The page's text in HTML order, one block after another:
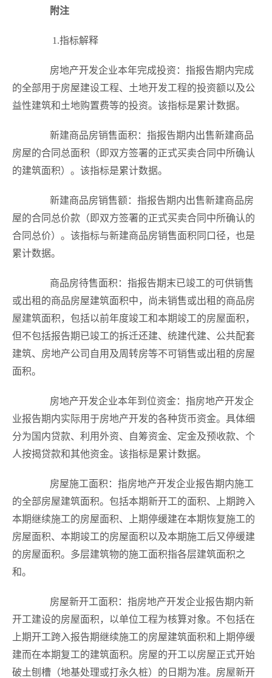
附注
1.指标解释
房地产开发企业本年完成投资：指报告期内完成
的全部用于房屋建设工程、土地开发工程的投资额以及公
益性建筑和土地购置费等的投资。该指标是累计数据。
新建商品房销售面积：指报告期内出售新建商品
房屋的合同总面积（即双方签署的正式买卖合同中所确认
的建筑面积）。该指标是累计数据。
新建商品房销售额：指报告期内出售新建商品房
屋的合同总价款（即双方签署的正式买卖合同中所确认的
合同总价）。该指标与新建商品房销售面积同口径，也是
累计数据。
商品房待售面积：指报告期末已竣工的可供销售
或出租的商品房屋建筑面积中，尚未销售或出租的商品房
屋建筑面积，包括以前年度竣工和本期竣工的房屋面积，
但不包括报告期已竣工的拆迁还建、统建代建、公共配套
建筑、房地产公司自用及周转房等不可销售或出租的房屋
面积。
房地产开发企业本年到位资金：指房地产开发企
业报告期内实际用于房地产开发的各种货币资金。具体细
分为国内贷款、利用外资、自筹资金、定金及预收款、个
人按揭贷款和其他资金。该指标是累计数据。
房屋施工面积：指房地产开发企业报告期内施工
的全部房屋建筑面积。包括本期新开工的面积、上期跨入
本期继续施工的房屋面积、上期停缓建在本期恢复施工的
房屋面积、本期竣工的房屋面积以及本期施工后又停缓建
的房屋面积。多层建筑物的施工面积指各层建筑面积之
和。
房屋新开工面积：指房地产开发企业报告期内新
开工建设的房屋面积，以单位工程为核算对象。不包括在
上期开工跨入报告期继续施工的房屋建筑面积和上期停缓
建而在本期复工的建筑面积。房屋的开工以房屋正式开始
破土刨槽（地基处理或打永久桩）的日期为准。房屋新开